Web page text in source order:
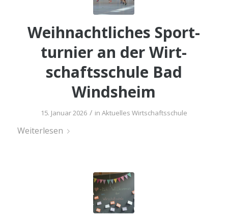
Weih­nacht­li­ches Sport­
tur­nier an der Wirt­
schafts­schu­le Bad
Windsheim
15. Januar 2026 / in Aktuelles Wirtschaftsschule
Wei­ter­le­sen